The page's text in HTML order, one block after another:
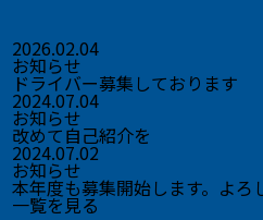
2026.02.04
お知らせ
ドライバー募集しております
2024.07.04
お知らせ
改めて自己紹介を
2024.07.02
お知らせ
本年度も募集開始します。よろ
一覧を見る